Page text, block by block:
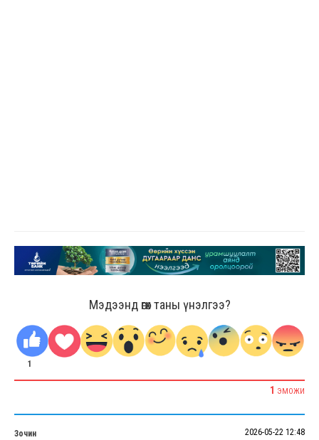
Мэдээнд өгөх таны үнэлгээ?
1
1 ЭМОЖИ
Зочин
2026-05-22 12:48